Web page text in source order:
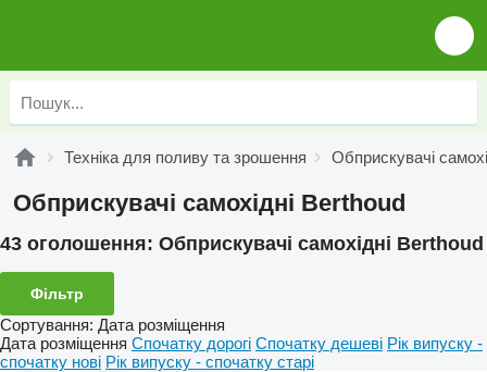
Техніка для поливу та зрошення Обприскувачі
Обприскувачі самохідні Berthoud
43 оголошення: Обприскувачі самохідні Berthoud
Фільтр
Сортування: Дата розміщення
Дата розміщення Спочатку дорогі Спочатку дешеві Рік випуску -
спочатку нові Рік випуску - спочатку старі